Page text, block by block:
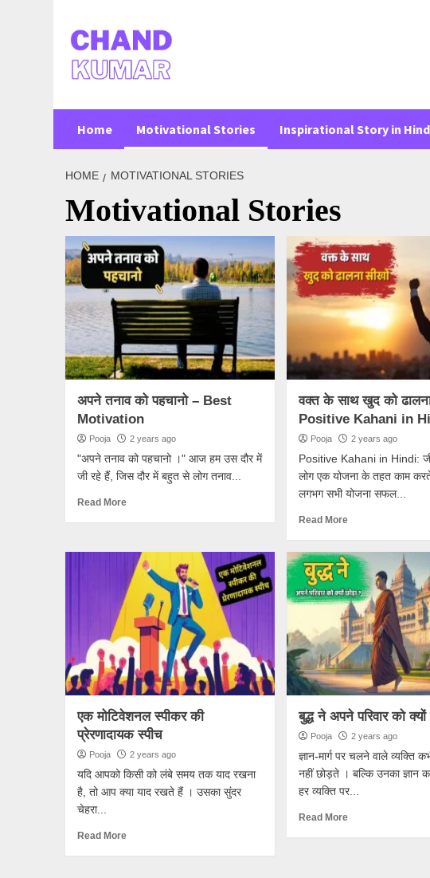
content
Home Motivational Stories Inspirational Story in
HOME MOTIVATIONAL STORIES
Motivational Stories
अपने तनाव को पहचानो – Best
Motivation
Pooja 2 years ago
"अपने तनाव को पहचानो ।" आज हम उस दौर में
जी रहे हैं, जिस दौर में बहुत से लोग तनाव...
Read More
वक्त के साथ खुद को
Positive Kahani in
Pooja 2 years ago
Positive Kahani in Hindi:
लोग एक योजना के तहत काम
लगभग सभी योजना सफल...
Read More
एक मोटिवेशनल स्पीकर की
प्रेरणादायक स्पीच
Pooja 2 years ago
यदि आपको किसी को लंबे समय तक याद रखना
है, तो आप क्या याद रखते हैं । उसका सुंदर
चेहरा...
Read More
बुद्ध ने अपने परिवार को
Pooja 2 years ago
ज्ञान-मार्ग पर चलने वाले व्यक्ति
नहीं छोड़ते । बल्कि उनका ज्ञान
हर व्यक्ति पर...
Read More